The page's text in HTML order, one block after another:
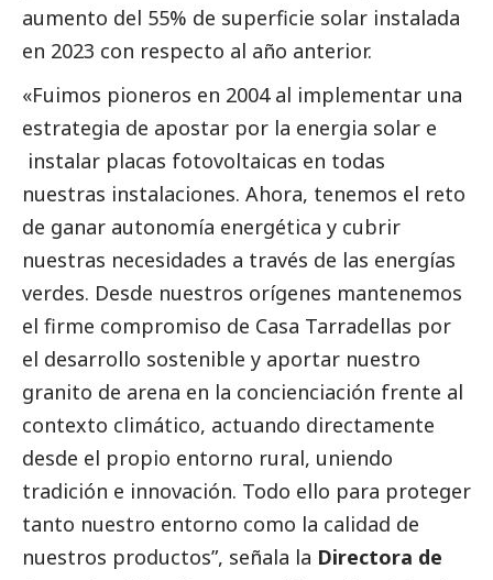
aumento del 55% de superficie solar instalada
en 2023 con respecto al año anterior.
«Fuimos pioneros en 2004 al implementar una
estrategia de apostar por la energia solar e
instalar placas fotovoltaicas en todas
nuestras instalaciones. Ahora, tenemos el reto
de ganar autonomía energética y cubrir
nuestras necesidades a través de las energías
verdes. Desde nuestros orígenes mantenemos
el firme compromiso de Casa Tarradellas por
el desarrollo sostenible y aportar nuestro
granito de arena en la concienciación frente al
contexto climático, actuando directamente
desde el propio entorno rural, uniendo
tradición e innovación. Todo ello para proteger
tanto nuestro entorno como la calidad de
nuestros productos”, señala la Directora de